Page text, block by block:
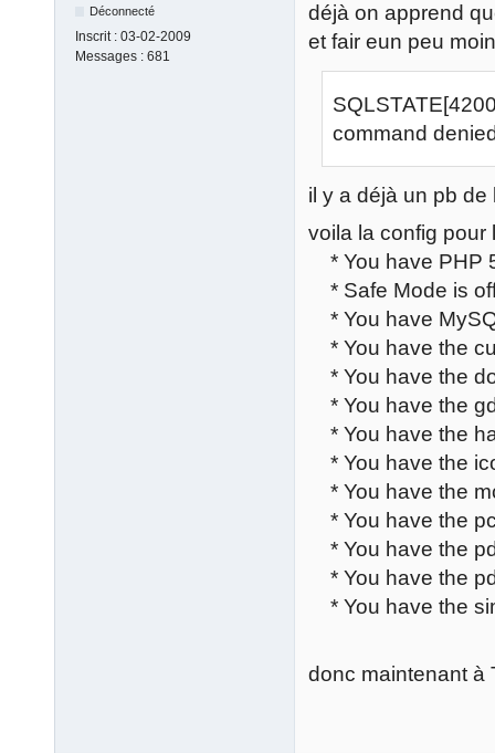
Déconnecté
Inscrit : 03-02-2009
Messages : 681
déjà on apprend
et fair eun peu
command
il y a déjà un pb de
voila la config pour
* You have PHP
* Safe Mode is
* You have
* You have the
* You have the
* You have the
* You have the
* You have the
* You have the
* You have the
* You have the
* You have the
* You have the
donc maintenant à